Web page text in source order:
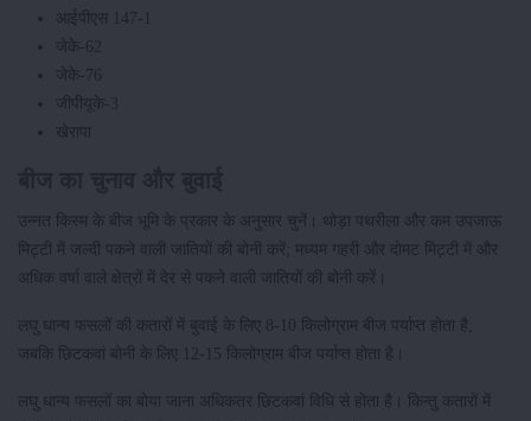
आईपीएस 147-1
जेके-62
जेके-76
जीपीयूके-3
खेरापा
उन्नत किस्म के बीज भूमि के प्रकार के अनुसार चुनें। थोड़ा पथरीला और कम उपजाऊ
मिट्टी में जल्दी पकने वाली जातियों की बोनी करें; मध्यम गहरी और दोमट मिट्टी में और
अधिक वर्षा वाले क्षेत्रों में देर से पकने वाली जातियों की बोनी करें।
लघु धान्य फसलों की कतारों में बुवाई के लिए 8-10 किलोग्राम बीज पर्याप्त होता है,
जबकि छिटकवां बोनी के लिए 12-15 किलोग्राम बीज पर्याप्त होता है।
लघु धान्य फसलों का बोया जाना अधिकतर छिटकवां विधि से होता है। किन्तु कतारों में